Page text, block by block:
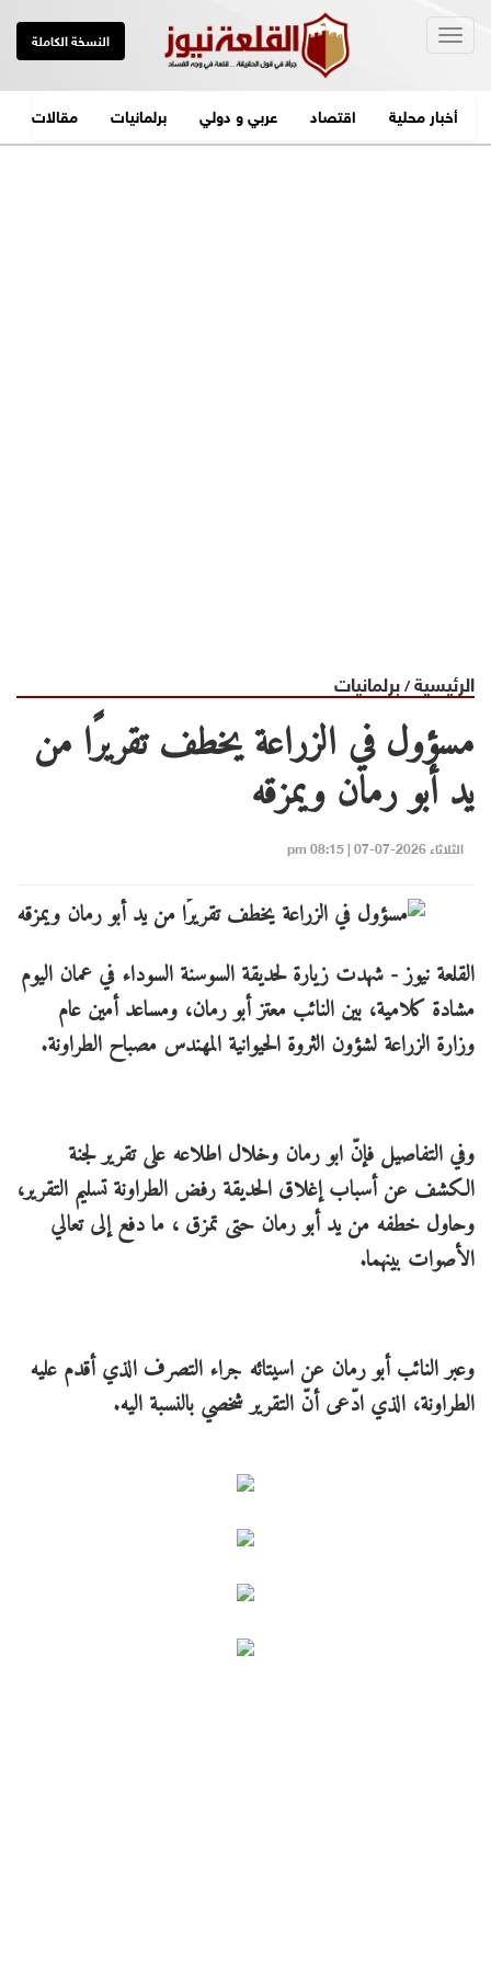
النسخة الكاملة
أخبار محلية اقتصاد عربي و دولي برلمانيات مقالات
الرئيسية/برلمانيات
مسؤول في الزراعة يخطف تقريرًا من
يد أبو رمان ويمزقه
الثلاثاء 2026-07-07 | 08:15 pm
القلعة نيوز - شهدت زيارة لحديقة السوسنة السوداء في عمان اليوم
مشادة كلامية، بين النائب معتز أبو رمان، ومساعد أمين عام
وزارة الزراعة لشؤون الثروة الحيوانية المهندس مصباح الطراونة.
وفي التفاصيل فإنّ ابو رمان وخلال اطلاعه على تقرير لجنة
الكشف عن أسباب إغلاق الحديقة رفض الطراونة تسليم التقرير،
وحاول خطفه من يد أبو رمان حتى تمزق ، ما دفع إلى تعالي
الأصوات بينهما.
وعبر النائب أبو رمان عن اسيتائه جراء التصرف الذي أقدم عليه
الطراونة، الذي ادّعى أنّ التقرير شخصي بالنسبة اليه.